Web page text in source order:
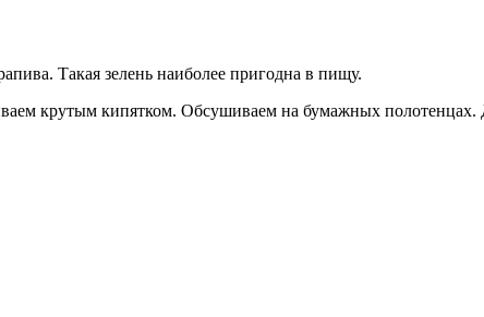
Такая зелень наиболее пригодна в пищу.
крутым кипятком. Обсушиваем на бумажных полотенцах.